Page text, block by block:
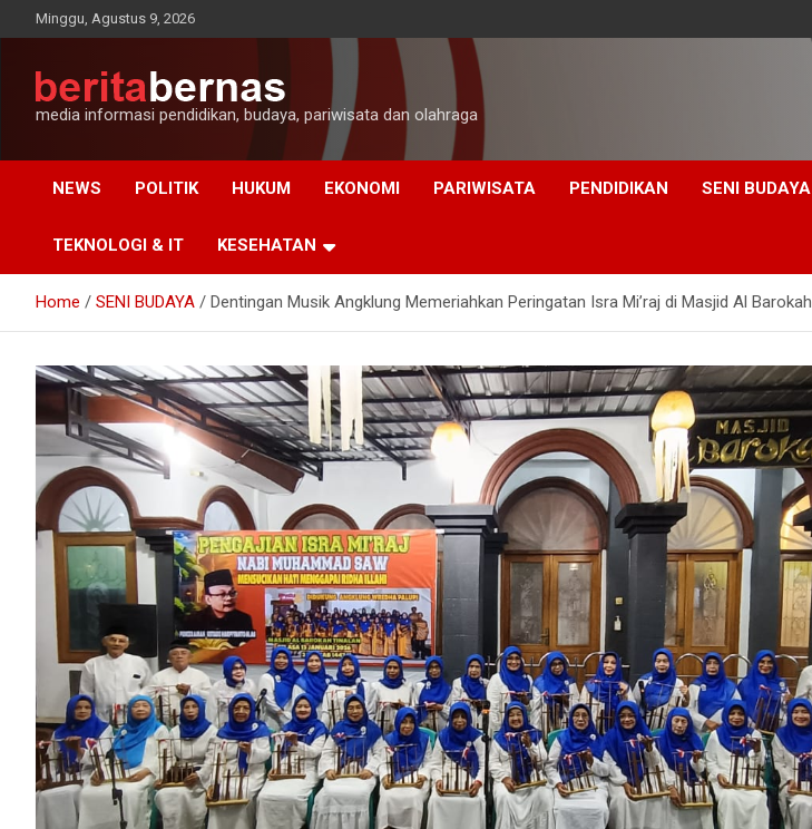
to
Minggu, Agustus 9, 2026
media informasi pendidikan, budaya, pariwisata dan olahraga
NEWS POLITIK HUKUM EKONOMI PARIWISATA PENDIDIKAN SENI BUDAYA
TEKNOLOGI & IT KESEHATAN
Home SENI BUDAYA Dentingan Musik Angklung Memeriahkan Peringatan Isra Mi’raj di Masjid Al Barokah